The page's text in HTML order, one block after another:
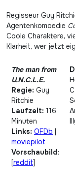
Regisseur Guy Ritchie bleibt seinem Stil auch mit seiner
Agentenkomoedie
Coole Charaktere,
Klarheit, wer jetzt
The man from
U.N.C.L.E.
Regie: Guy
Ritchie
Laufzeit: 116
Minuten
Links: OFDb |
moviepilot
Vorschaubild:
[reddit]